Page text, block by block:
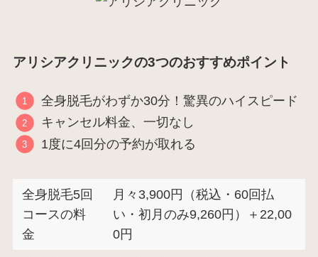
アリシアクリニックの3つのおすすめポイント
全身脱毛がわずか30分！驚異のハイスピード
キャンセル料金、一切なし
1度に4回分の予約が取れる
全身脱毛5回
コースの料
金
月々3,900円（税込・60回払
い・初月のみ9,260円）＋22,00
0円